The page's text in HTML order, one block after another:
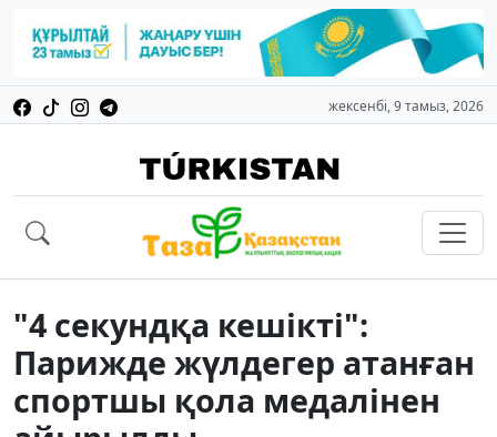
жексенбі, 9 тамыз, 2026
"4 секундқа кешікті":
Парижде жүлдегер атанған
спортшы қола медалінен